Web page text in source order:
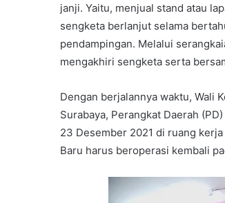
janji. Yaitu, menjual stand atau
sengketa berlanjut selama
pendampingan. Melalui
mengakhiri sengketa serta
Dengan berjalannya waktu, Wali
Surabaya, Perangkat Daerah
23 Desember 2021 di ruang
Baru harus beroperasi kembali